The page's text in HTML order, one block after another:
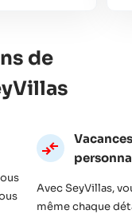
de
Avec SeyVillas,
même chaque